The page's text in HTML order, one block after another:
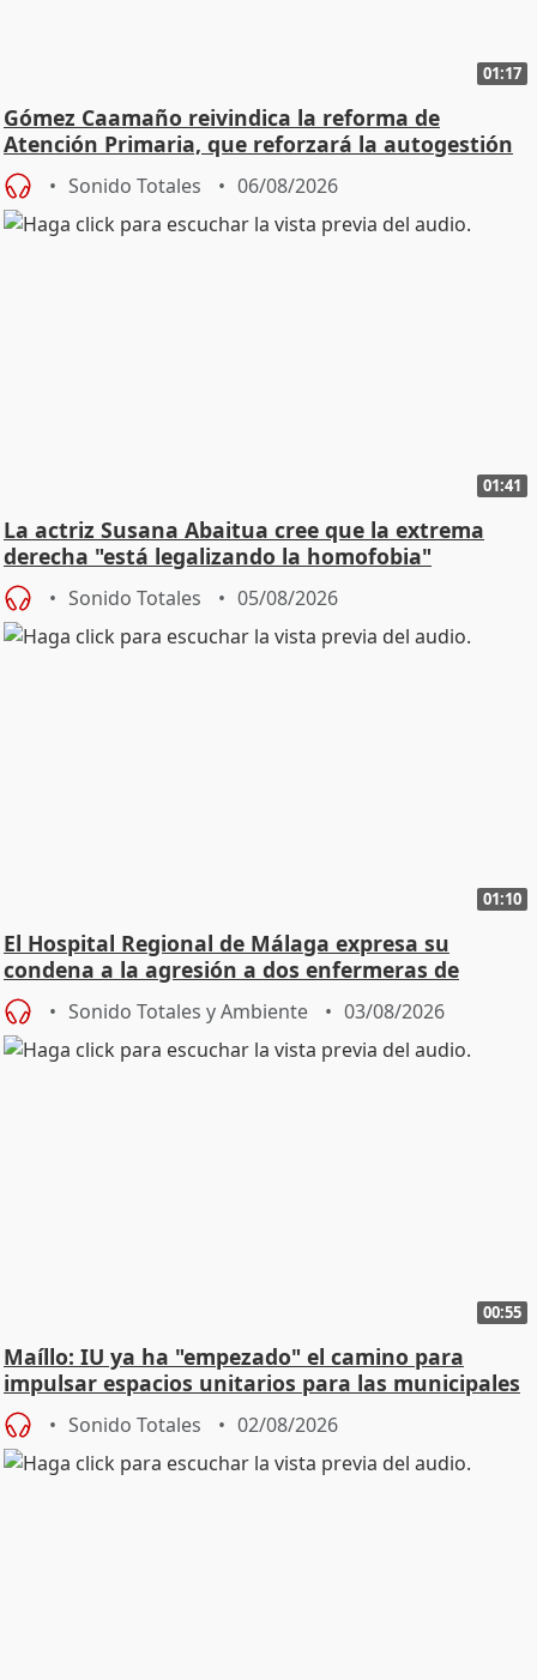
01:17
Gómez Caamaño reivindica la reforma de
Atención Primaria, que reforzará la autogestión
Sonido Totales 06/08/2026
01:41
La actriz Susana Abaitua cree que la extrema
derecha "está legalizando la homofobia"
Sonido Totales 05/08/2026
01:10
El Hospital Regional de Málaga expresa su
condena a la agresión a dos enfermeras de
Urgencias
Sonido Totales y Ambiente 03/08/2026
00:55
Maíllo: IU ya ha "empezado" el camino para
impulsar espacios unitarios para las municipales
Sonido Totales 02/08/2026